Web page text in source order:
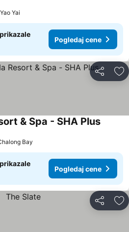
Yai
Pogledaj cene
Deli
& Spa - SHA Plus
Bay
Pogledaj cene
Deli